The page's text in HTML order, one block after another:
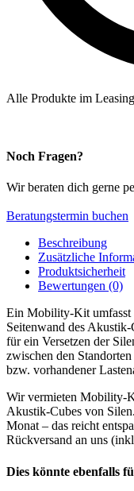
Alle Produkte im
Noch Fragen?
Wir beraten dich gerne
Beratungstermin buchen
Beschreibung
Zusätzliche
Produktsicherheit
Bewertungen (0)
Ein Mobility-Kit umfasst
Seitenwand des Akustik-
für ein Versetzen der
zwischen den
bzw. vorhandener
Wir vermieten Mobility-
Akustik-Cubes von
Monat – das reicht
Rückversand an uns
Dies könnte ebenfalls